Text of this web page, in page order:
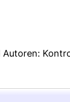
Autoren: